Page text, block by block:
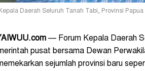
Daerah Seluruh Tanah Tabi, Provinsi
— Forum Kepala Daerah
pusat bersama Dewan
sejumlah provinsi baru